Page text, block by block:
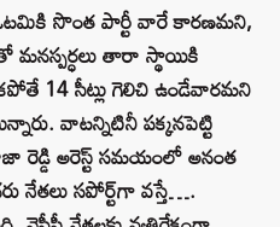
సొంత పార్టీ వారే కారణమని,
మనస్పర్ధలు తారా స్థాయికి
14 సీట్లు గెలిచి ఉండేవారమని
వాటన్నిటినీ పక్కనపెట్టి
రెడ్డి అరెస్ట్ సమయంలో అనంత
నేతలు సపోర్ట్‌గా వస్తే….